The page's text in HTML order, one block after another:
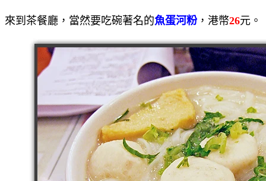
來到茶餐廳，當然要吃碗著名的魚蛋河粉，港幣26元。